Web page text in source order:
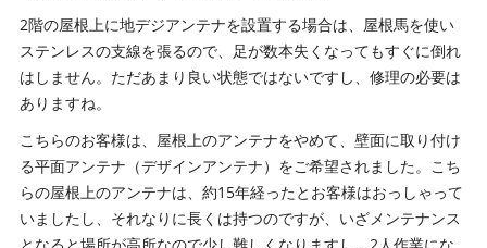
2階の屋根上に地デジアンテナを設置する場合は、屋根馬を使い
ステンレスの支線を張るので、足が数本失くなってもすぐに倒れ
はしません。ただあまり良い状態ではないですし、修理の必要は
ありますね。
こちらのお客様は、屋根上のアンテナをやめて、壁面に取り付け
る平面アンテナ（デザインアンテナ）をご希望されました。こち
らの屋根上のアンテナは、約15年経ったとお客様はおっしゃって
いましたし、それなりに長くは持つのですが、いざメンテナンス